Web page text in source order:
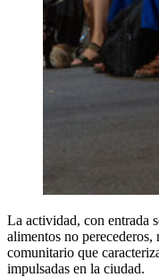
La actividad, con entrada
alimentos no
comunitario que
impulsadas en la ciudad.